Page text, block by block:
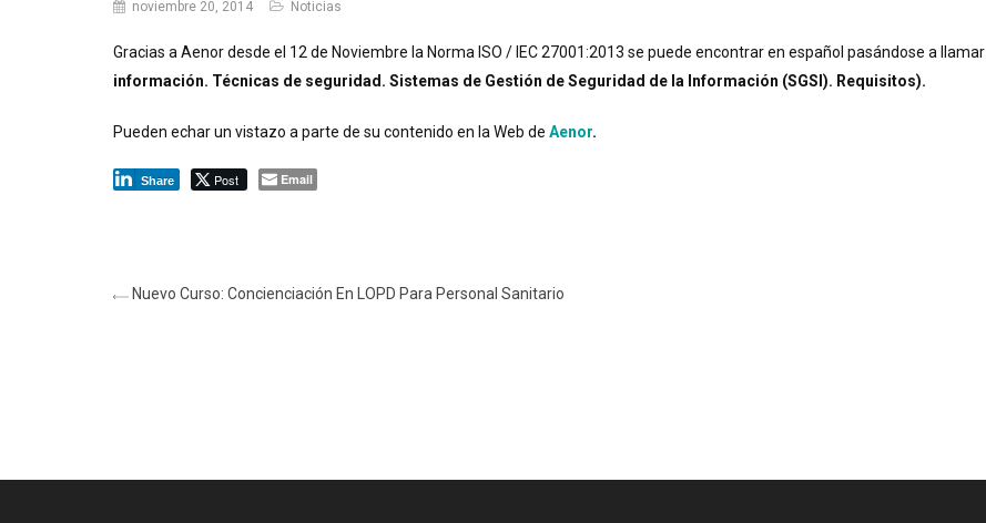
noviembre 20, 2014 Noticias
Gracias a Aenor desde el 12 de Noviembre la Norma ISO / IEC 27001:2013 se puede encontrar en español pasándose a llamar
información. Técnicas de seguridad. Sistemas de Gestión de Seguridad de la Información (SGSI). Requisitos).
Pueden echar un vistazo a parte de su contenido en la Web de Aenor.
Share Post Email
Nuevo Curso: Concienciación En LOPD Para Personal Sanitario